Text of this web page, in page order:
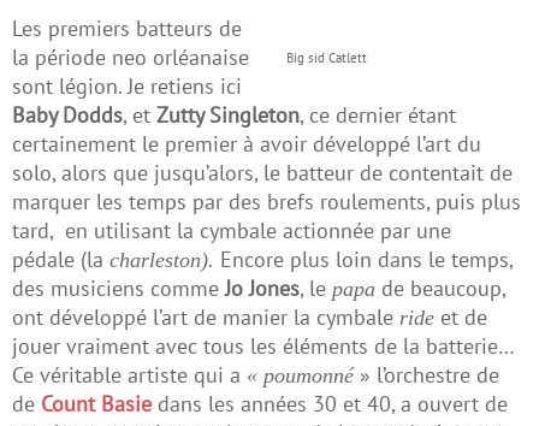
Big sid Catlett
Les premiers batteurs de
la période neo orléanaise
sont légion. Je retiens ici
Baby Dodds, et Zutty Singleton, ce dernier étant
certainement le premier à avoir développé l’art du
solo, alors que jusqu’alors, le batteur de contentait de
marquer les temps par des brefs roulements, puis plus
tard, en utilisant la cymbale actionnée par une
pédale (la charleston). Encore plus loin dans le temps,
des musiciens commeJo Jones, le papa de beaucoup,
ont développé l’art de manier la cymbale ride et de
jouer vraiment avec tous les éléments de la batterie…
Ce véritable artiste qui a « poumonné» l’orchestre de
de Count Basie dans les années 30 et 40, a ouvert de